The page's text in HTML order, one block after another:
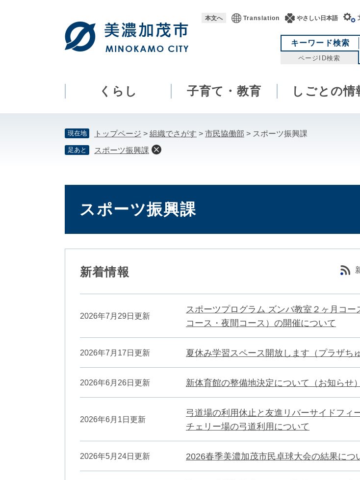
本
本文へ Translation やさしい日本語
キーワード検索
ページID検索
くらし 子育て・教育 しごとの情
現在地 トップページ > 組織でさがす > 市民協働部 > スポーツ振興課
足あと スポーツ振興課
スポーツ振興課
新着情報
2026年7月29日更新
スポーツプログラム ズンバ教室２ヶ月コー
コース・夜間コース）の開催について
2026年7月17日更新 夏休み学習スペース開放します（プラザち
2026年6月26日更新 新体育館の整備地決定について（お知らせ）
2026年6月1日更新
弓道場の利用休止と友進リバーサイドフィ
チェリー場の弓道利用について
2026年5月24日更新 2026春季美濃加茂市民卓球大会の結果につ